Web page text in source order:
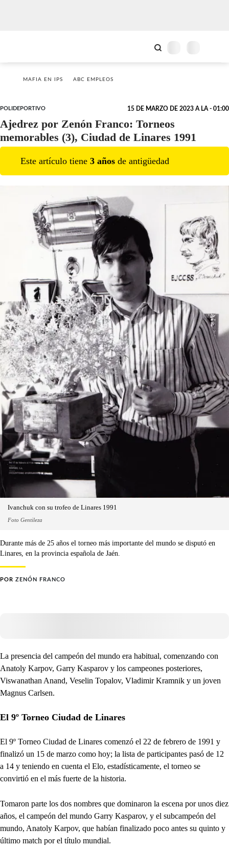
MAFIA EN IPS ABC EMPLEOS
POLIDEPORTIVO 15 DE MARZO DE 2023 A LA - 01:00
Ajedrez por Zenón Franco: Torneos
memorables (3), Ciudad de Linares 1991
Este artículo tiene 3 años de antigüedad
Ivanchuk con su trofeo de Linares 1991
Foto Gentileza
Durante más de 25 años el torneo más importante del mundo se disputó en
Linares, en la provincia española de Jaén.
POR ZENÓN FRANCO
La presencia del campeón del mundo era habitual, comenzando con
Anatoly Karpov, Garry Kasparov y los campeones posteriores,
Viswanathan Anand, Veselin Topalov, Vladimir Kramnik y un joven
Magnus Carlsen.
El 9º Torneo Ciudad de Linares
El 9º Torneo Ciudad de Linares comenzó el 22 de febrero de 1991 y
finalizó un 15 de marzo como hoy; la lista de participantes pasó de 12
a 14 y teniendo en cuenta el Elo, estadísticamente, el torneo se
convirtió en el más fuerte de la historia.
Tomaron parte los dos nombres que dominaron la escena por unos diez
años, el campeón del mundo Garry Kasparov, y el subcampeón del
mundo, Anatoly Karpov, que habían finalizado poco antes su quinto y
último match por el título mundial.